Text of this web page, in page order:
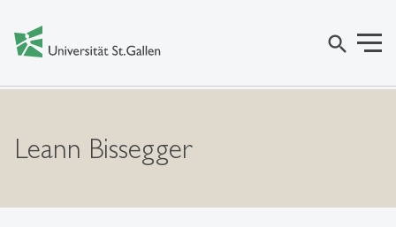
search
Leann Bissegger